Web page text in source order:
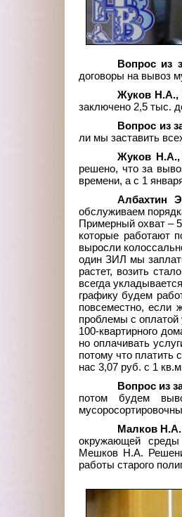
Вопрос из
договоры на вывоз
Жуков
заключено 2,5 тыс.
Вопрос из
ли мы заставить
Жуков
решено, что за
времени, а с 1
Албахтин
обслуживаем
Примерный охват –
которые работают
выросли
один ЗИЛ мы
растет, возить
всегда
графику будем
повсеместно, если
проблемы с оплатой
100-квартирного
но оплачивать
потому что платить
нас 3,07 руб. с 1
Вопрос из
потом будем
Малков
окружающей среды
Мешков Н.А.
работы старого